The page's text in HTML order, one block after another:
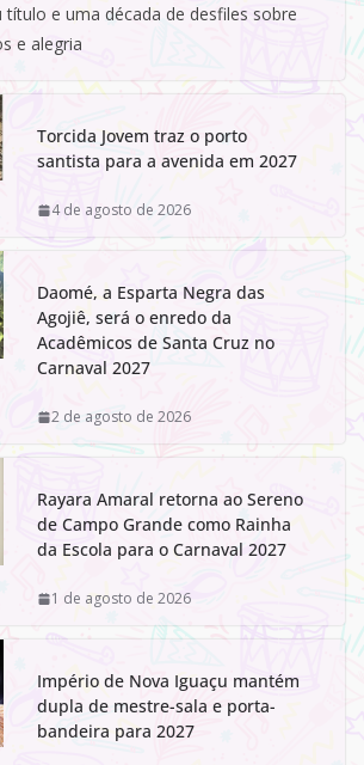
título e uma década de desfiles sobre
e alegria
Torcida Jovem traz o porto
santista para a avenida em 2027
4 de agosto de 2026
Daomé, a Esparta Negra das
Agojiê, será o enredo da
Acadêmicos de Santa Cruz no
Carnaval 2027
2 de agosto de 2026
Rayara Amaral retorna ao Sereno
de Campo Grande como Rainha
da Escola para o Carnaval 2027
1 de agosto de 2026
Império de Nova Iguaçu mantém
dupla de mestre-sala e porta-
bandeira para 2027